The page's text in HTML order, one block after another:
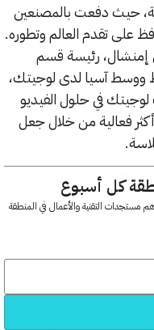
دفعت بالمصنعين
تقدم العالم وتطوره.
رئيسة قسم
آسيا لدى لوجيتك،
في حلول الفيديو
من خلال جعل
أسبوع
التقنية والأعمال في المنطقة